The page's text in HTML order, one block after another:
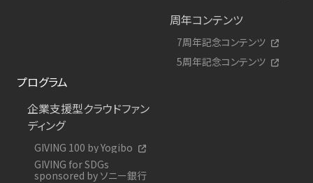
周年コンテンツ
7周年記念コンテンツ
5周年記念コンテンツ
プログラム
企業支援型クラウドファン
ディング
GIVING 100 by Yogibo
GIVING for SDGs
sponsored by ソニー銀行